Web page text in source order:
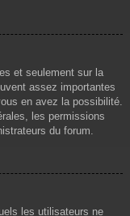
et seulement sur la
assez importantes
en avez la possibilité.
les permissions
du forum.
les utilisateurs ne